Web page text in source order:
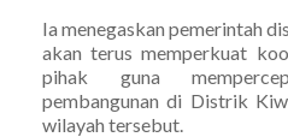
Ia menegaskan pemerintah
akan terus memperkuat
pihak guna
pembangunan di Distrik
wilayah tersebut.